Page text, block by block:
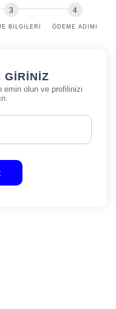
BILGILERI ÖDEME ADIMI
GIRINIZ
emin olun ve profilinizi